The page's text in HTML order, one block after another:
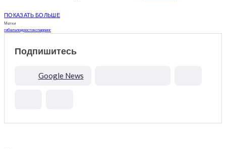
ПОКАЗАТЬ БОЛЬШЕ
Метки
гибельподростокспарринг
Подпишитесь
Google News